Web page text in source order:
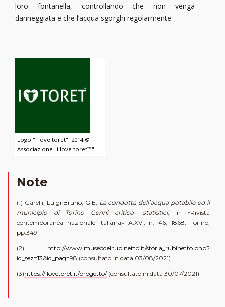
loro fontanella, controllando che non venga
danneggiata e che l’acqua sgorghi regolarmente.
Logo "i love toret". 2014,©
Associazione "i love toret™"
Note
(1) Garelli, Luigi Bruno, G.E, La condotta dell’acqua potabile ed il
municipio di Torino Cenni critico- statistici, in «Rivista
contemporanea nazionale italiana» A.XVI, n. 46, 1868, Torino,
pp.349
(2) http://www.museodelrubinetto.it/storia_rubinetto.php?
id_sez=13&id_pag=98 (consultato in data 03/08/2021)
(3)https://ilovetoret.it/progetto/(consultato in data 30/07/2021)